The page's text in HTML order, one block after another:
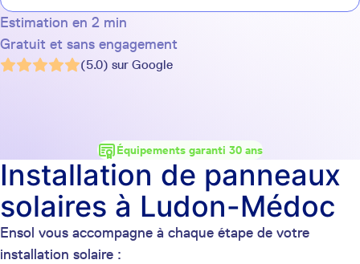
Estimation en 2 min
Gratuit et sans engagement
(5.0) sur Google
Équipements garanti 30 ans
Ensol vous accompagne à chaque étape de votre
installation solaire :
Installation de panneaux
solaires à Ludon-Médoc